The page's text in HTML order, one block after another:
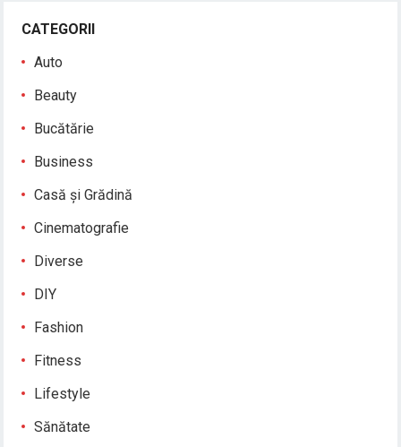
CATEGORII
Auto
Beauty
Bucătărie
Business
Casă și Grădină
Cinematografie
Diverse
DIY
Fashion
Fitness
Lifestyle
Sănătate